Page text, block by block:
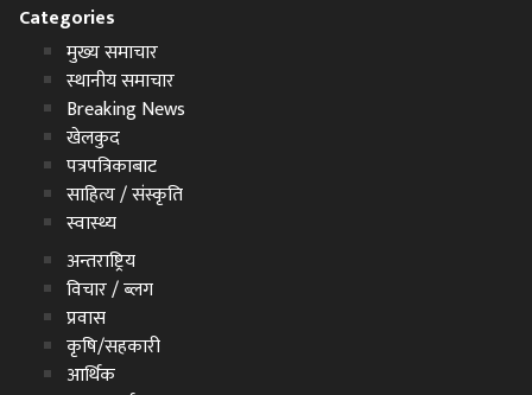
Categories
मुख्य समाचार
स्थानीय समाचार
Breaking News
खेलकुद
पत्रपत्रिकाबाट
साहित्य / संस्कृति
स्वास्थ्य
अन्तराष्ट्रिय
विचार / ब्लग
प्रवास
कृषि/सहकारी
आर्थिक